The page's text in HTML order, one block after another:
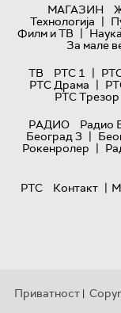
МАГАЗИН
Технологијa |
Филм и ТВ |
За мале
ТВ
РТС 1 |
РТС Драма |
РТС Трезор
РАДИО
Радио
Београд 3 |
Рокенролер |
РТС
Контакт |
Приватност |